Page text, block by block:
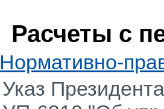
Расчеты с
Нормативно-
Указ